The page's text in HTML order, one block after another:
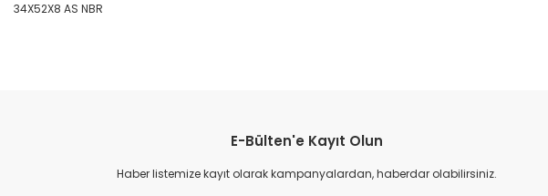
34X52X8 AS NBR
Ürün resmi kalitesiz, bozuk veya görüntülenemiyor.
Ürün açıklamasında eksik bilgiler bulunuyor.
E-Bülten'e Kayıt Olun
Haber listemize kayıt olarak kampanyalardan, haberdar olabilirsiniz.